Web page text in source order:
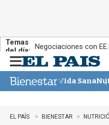
Temas
del día: Negociaciones con
n
u
Vida Sana
EL PAÍS BIENESTAR